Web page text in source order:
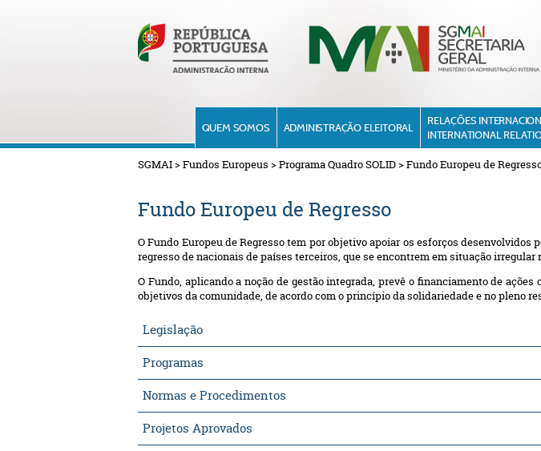
QUEM SOMOS ADMINISTRAÇÃO ELEITORAL
RELAÇÕES
INTERNATIONAL
SGMAI>Fundos Europeus >Programa Quadro SOLID>Fundo Europeu de
Fundo Europeu de Regresso
O Fundo Europeu de Regresso tem por objetivo apoiar os esforços
regresso de nacionais de países terceiros, que se encontrem em situação irregular
O Fundo, aplicando a noção de gestão integrada, prevê o financiamento de
objetivos da comunidade, de acordo com o princípio da solidariedade e no pleno
Legislação
Programas
Normas e Procedimentos
Projetos Aprovados